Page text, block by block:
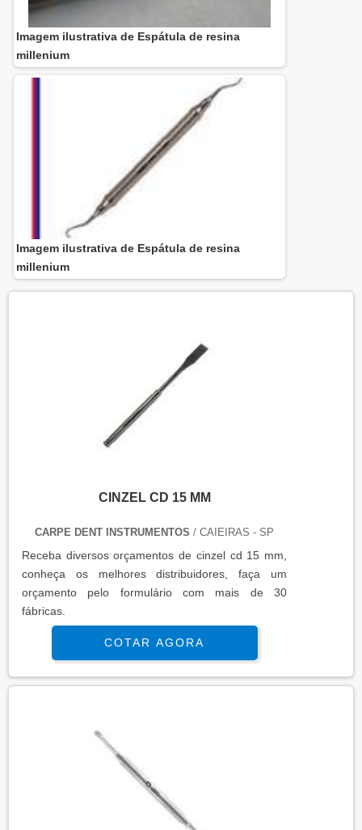
Imagem ilustrativa de Espátula de resina
millenium
Imagem ilustrativa de Espátula de resina
millenium
CINZEL CD 15 MM
CARPE DENT INSTRUMENTOS / CAIEIRAS - SP
Receba diversos orçamentos de cinzel cd 15 mm,
conheça os melhores distribuidores, faça um
orçamento pelo formulário com mais de 30
fábricas.
COTAR AGORA